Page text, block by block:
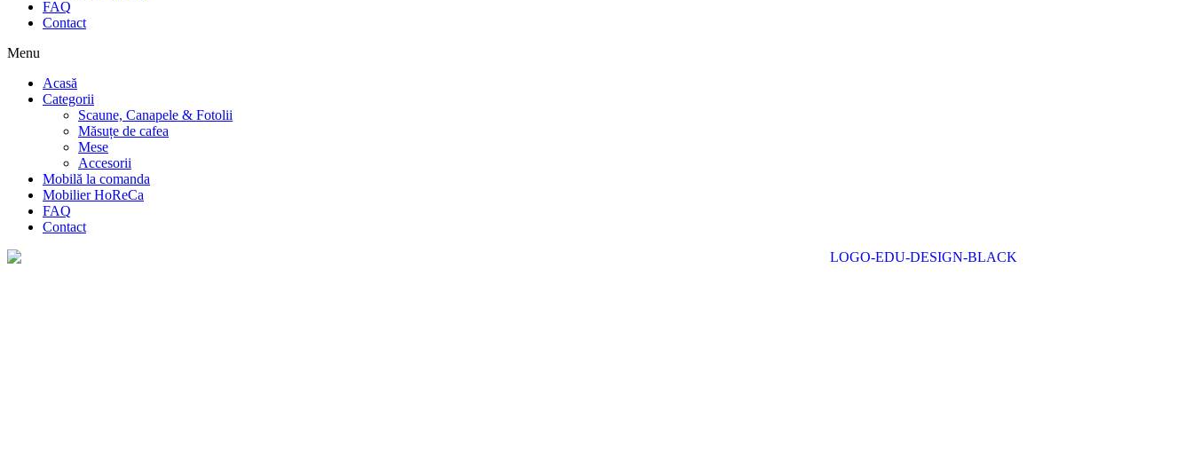
FAQ
Contact
Menu
Acasă
Categorii
Scaune, Canapele & Fotolii
Măsuțe de cafea
Mese
Accesorii
Mobilă la comanda
Mobilier HoReCa
FAQ
Contact